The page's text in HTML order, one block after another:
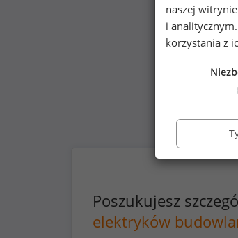
Poszukujesz
elektryków
naszej
i
korzystania z